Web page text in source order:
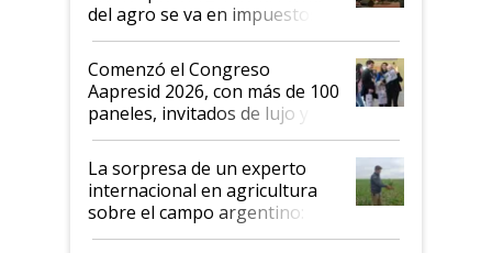
del agro se va en impuestos:
"No es bueno que en
Argentina se sigan discutiendo
las mismas cosas de hace 50
años"
Comenzó el Congreso
Aapresid 2026, con más de 100
paneles, invitados de lujo y
todas las tendencias
La sorpresa de un experto
internacional en agricultura
sobre el campo argentino:
"Estoy muy impresionado"